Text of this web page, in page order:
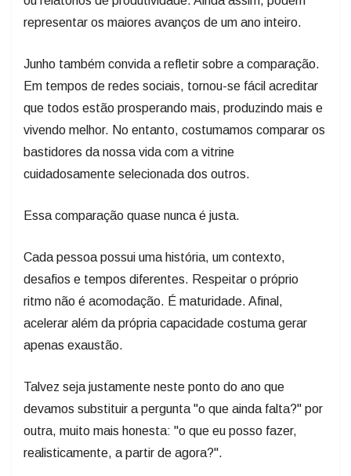
representar os maiores avanços de um ano inteiro.
Junho também convida a refletir sobre a comparação.
Em tempos de redes sociais, tornou-se fácil acreditar
que todos estão prosperando mais, produzindo mais e
vivendo melhor. No entanto, costumamos comparar os
bastidores da nossa vida com a vitrine
cuidadosamente selecionada dos outros.
Essa comparação quase nunca é justa.
Cada pessoa possui uma história, um contexto,
desafios e tempos diferentes. Respeitar o próprio
ritmo não é acomodação. É maturidade. Afinal,
acelerar além da própria capacidade costuma gerar
apenas exaustão.
Talvez seja justamente neste ponto do ano que
devamos substituir a pergunta "o que ainda falta?" por
outra, muito mais honesta: "o que eu posso fazer,
realisticamente, a partir de agora?".